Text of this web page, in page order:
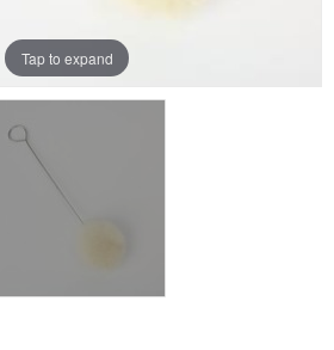
Tap to expand